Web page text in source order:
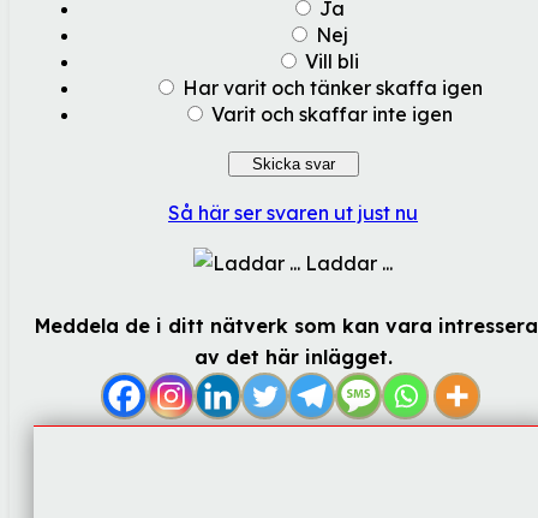
Ja
Nej
Vill bli
Har varit och tänker skaffa igen
Varit och skaffar inte igen
Så här ser svaren ut just nu
Laddar ...
Meddela de i ditt nätverk som kan vara
av det här inlägget.